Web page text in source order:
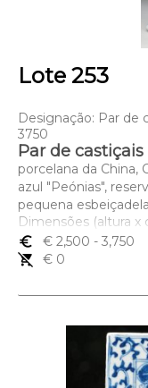
Lote 253
Designação: Par de
3750
Par de castiçais
porcelana da China,
azul "Peónias",
pequena
Dimensões (altura x
euro_symbol
€ 2,500 - 3,750
remove_shopping_cart
€ 0